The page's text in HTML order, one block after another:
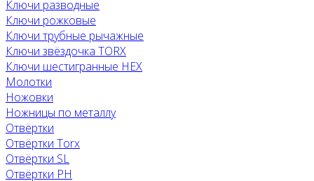
Ключи разводные
Ключи рожковые
Ключи трубные рычажные
Ключи звёздочка TORX
Ключи шестигранные HEX
Молотки
Ножовки
Ножницы по металлу
Отвёртки
Отвёртки Torx
Отвёртки SL
Отвёртки PH